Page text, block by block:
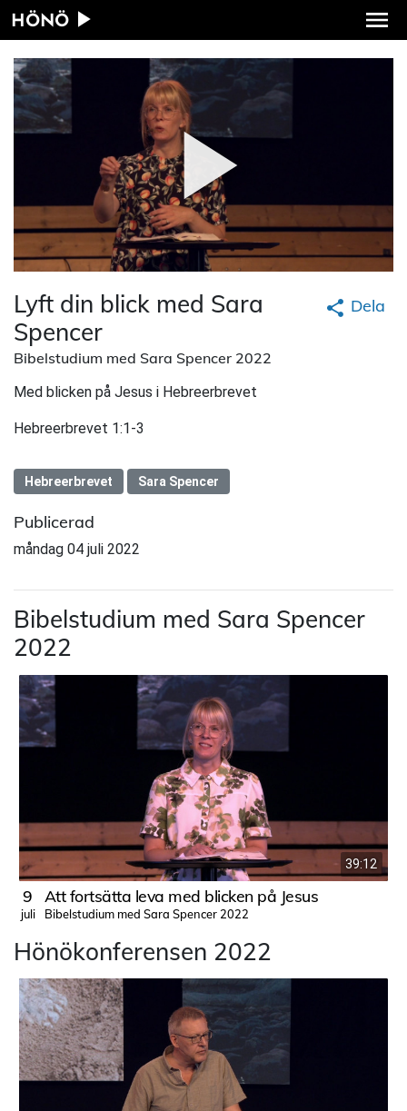
HÖNÖ
Dela
Lyft din blick med Sara
Spencer
Bibelstudium med Sara Spencer 2022
Med blicken på Jesus i Hebreerbrevet
Hebreerbrevet 1:1-3
Hebreerbrevet Sara Spencer
Publicerad
måndag 04 juli 2022
Bibelstudium med Sara Spencer
2022
39:12
9
juli
Att fortsätta leva med blicken på Jesus
Bibelstudium med Sara Spencer 2022
Hönökonferensen 2022